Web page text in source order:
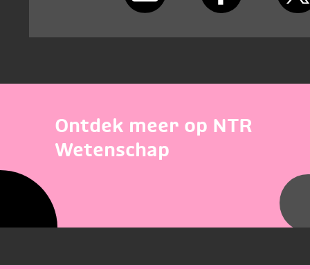
Ontdek meer op NTR
Wetenschap